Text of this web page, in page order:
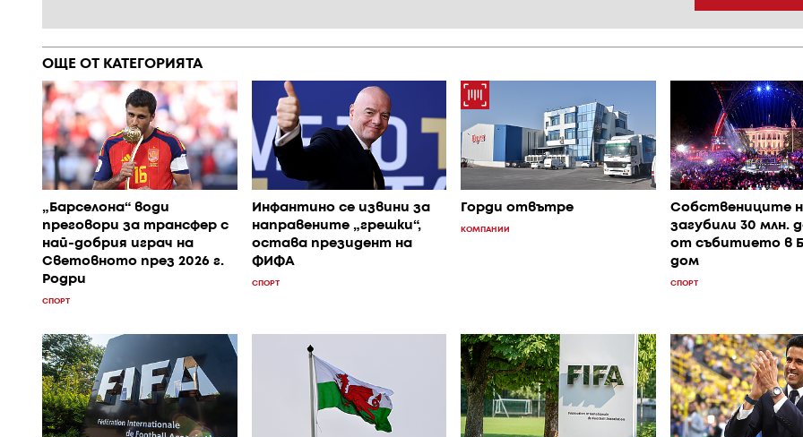
ОЩЕ ОТ КАТЕГОРИЯТА
„Барселона“ води
преговори за трансфер с
най-добрия играч на
Световното през 2026 г.
Родри
СПОРТ
Инфантино се извини за
направените „грешки“,
остава президент на
ФИФА
СПОРТ
Горди отвътре
КОМПАНИИ
Собствениците
загубили 30 млн.
от събитието в
дом
СПОРТ